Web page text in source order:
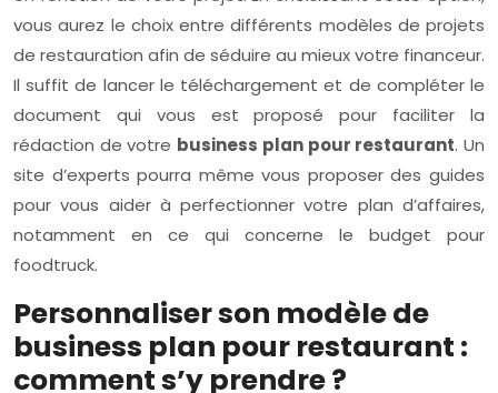
vous aurez le choix entre différents modèles de projets
de restauration afin de séduire au mieux votre financeur.
Il suffit de lancer le téléchargement et de compléter le
document qui vous est proposé pour faciliter la
rédaction de votre business plan pour restaurant. Un
site d’experts pourra même vous proposer des guides
pour vous aider à perfectionner votre plan d’affaires,
notamment en ce qui concerne le budget pour
foodtruck.
Personnaliser son modèle de
business plan pour restaurant :
comment s’y prendre ?